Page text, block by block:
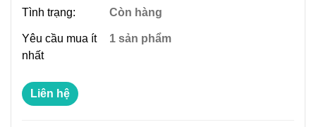
Tình trạng: Còn hàng
Yêu cầu mua ít
nhất
1 sản phẩm
Liên hệ